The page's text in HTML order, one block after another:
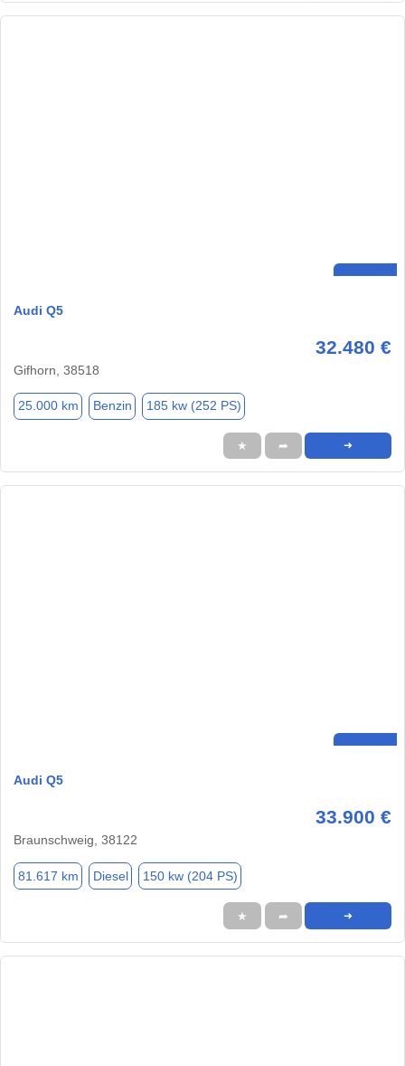
Audi Q5
32.480 €
Gifhorn, 38518
25.000 km Benzin 185 kw (252 PS)
★ ➦ ➜
Audi Q5
33.900 €
Braunschweig, 38122
81.617 km Diesel 150 kw (204 PS)
★ ➦ ➜